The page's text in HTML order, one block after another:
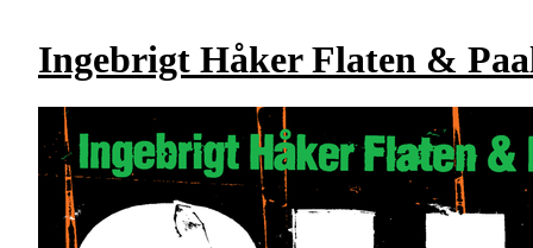
Ingebrigt Håker Flaten &